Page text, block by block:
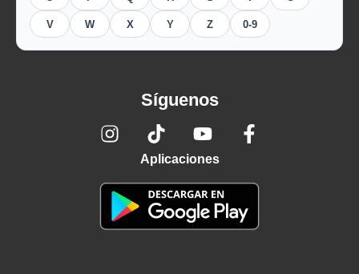
V W X Y Z 0-9
Síguenos
Aplicaciones